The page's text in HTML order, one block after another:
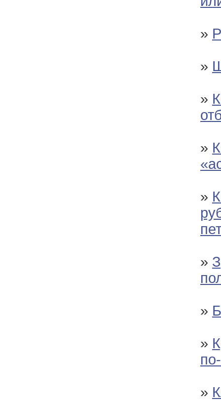
»
»
»
»
»
»
»
»
»